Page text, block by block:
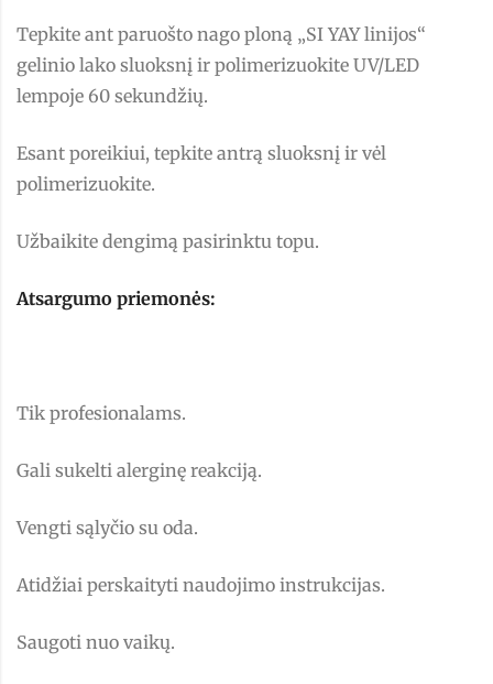
Tepkite ant paruošto nago ploną „SI YAY linijos“
gelinio lako sluoksnį ir polimerizuokite UV/LED
lempoje 60 sekundžių.
Esant poreikiui, tepkite antrą sluoksnį ir vėl
polimerizuokite.
Užbaikite dengimą pasirinktu topu.
Atsargumo priemonės:
Tik profesionalams.
Gali sukelti alerginę reakciją.
Vengti sąlyčio su oda.
Atidžiai perskaityti naudojimo instrukcijas.
Saugoti nuo vaikų.